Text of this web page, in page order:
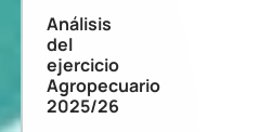
Análisis
del
ejercicio
Agropecuario
2025/26